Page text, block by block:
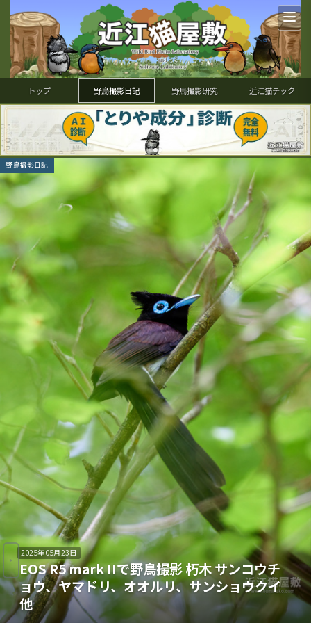
トップ 野鳥撮影日記 野鳥撮影研究 近江猫テック
野鳥撮影日記
2025年05月23日
EOS R5 mark IIで野鳥撮影 朽木 サンコウチ
ョウ、ヤマドリ、オオルリ、サンショウクイ
他